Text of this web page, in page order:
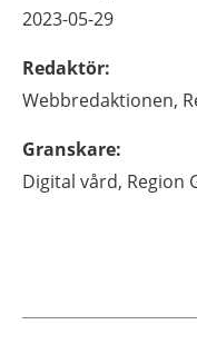
2023-05-29
Redaktör:
Webbredaktionen,
Granskare:
Digital vård, Region